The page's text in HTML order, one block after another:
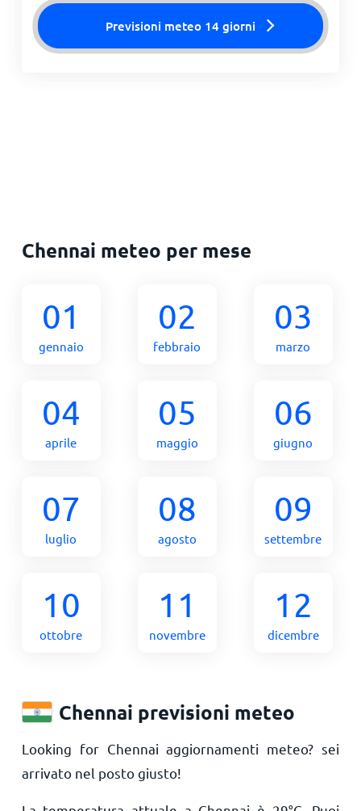
Previsioni meteo 14 giorni
Chennai meteo per mese
01
gennaio
02
febbraio
03
marzo
04
aprile
05
maggio
06
giugno
07
luglio
08
agosto
09
settembre
10
ottobre
11
novembre
12
dicembre
Chennai previsioni meteo
Looking for Chennai aggiornamenti meteo? sei
arrivato nel posto giusto!